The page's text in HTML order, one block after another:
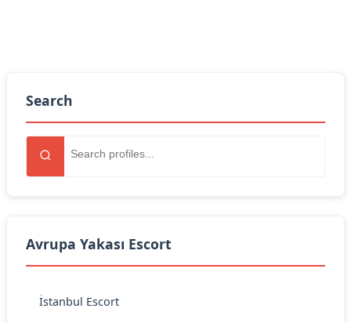
Search
Avrupa Yakası Escort
İstanbul Escort